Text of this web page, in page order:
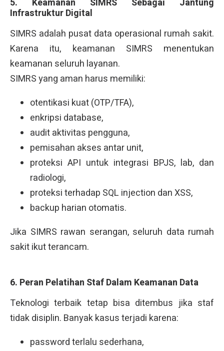
5. Keamanan SIMRS Sebagai Jantung
Infrastruktur Digital
SIMRS adalah pusat data operasional rumah sakit.
Karena itu, keamanan SIMRS menentukan
keamanan seluruh layanan.
SIMRS yang aman harus memiliki:
otentikasi kuat (OTP/TFA),
enkripsi database,
audit aktivitas pengguna,
pemisahan akses antar unit,
proteksi API untuk integrasi BPJS, lab, dan
radiologi,
proteksi terhadap SQL injection dan XSS,
backup harian otomatis.
Jika SIMRS rawan serangan, seluruh data rumah
sakit ikut terancam.
6. Peran Pelatihan Staf Dalam Keamanan Data
Teknologi terbaik tetap bisa ditembus jika staf
tidak disiplin. Banyak kasus terjadi karena:
password terlalu sederhana,